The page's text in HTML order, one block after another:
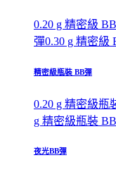
0.20 g 精密級
彈0.30 g 精密級
精密級瓶裝 BB彈
0.20 g 精密級瓶
g 精密級瓶裝
夜光BB彈